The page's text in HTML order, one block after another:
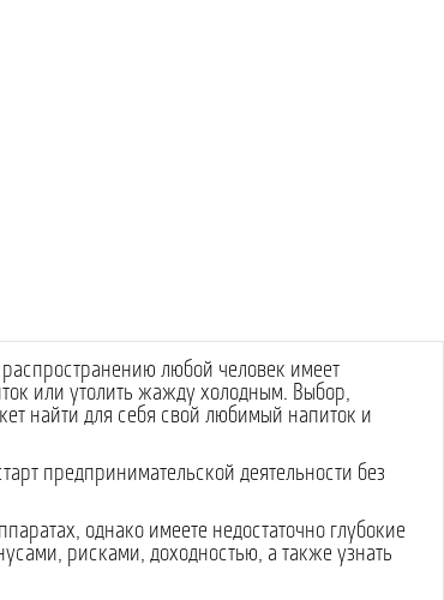
любой человек имеет
или утолить жажду холодным. Выбор,
найти для себя свой любимый напиток и
предпринимательской деятельности без
однако имеете недостаточно глубокие
рисками, доходностью, а также узнать